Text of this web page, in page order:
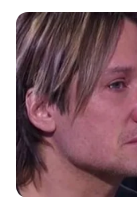
LIHAT